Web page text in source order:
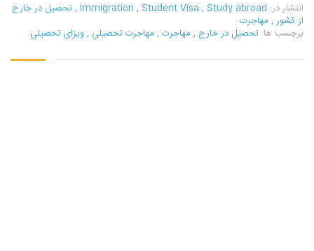
انتشار در: Immigration , Student Visa, Study abroad
, تحصیل در خارج
از کشور , مهاجرت
برچسب ها: تحصیل در خارج , مهاجرت , مهاجرت تحصیلی ,ویزای تحصیلی